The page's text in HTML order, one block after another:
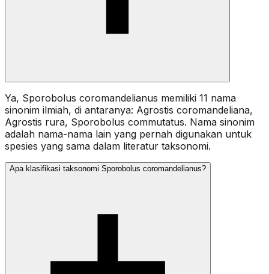
Ya, Sporobolus coromandelianus memiliki 11 nama
sinonim ilmiah, di antaranya: Agrostis coromandeliana,
Agrostis rura, Sporobolus commutatus. Nama sinonim
adalah nama-nama lain yang pernah digunakan untuk
spesies yang sama dalam literatur taksonomi.
Apa klasifikasi taksonomi Sporobolus coromandelianus?